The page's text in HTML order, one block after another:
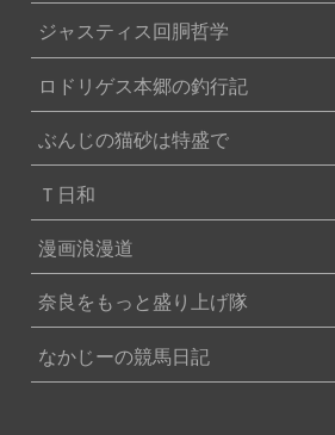
ジャスティス回胴哲学
ロドリゲス本郷の釣行記
ぶんじの猫砂は特盛で
Ｔ日和
漫画浪漫道
奈良をもっと盛り上げ隊
なかじーの競馬日記